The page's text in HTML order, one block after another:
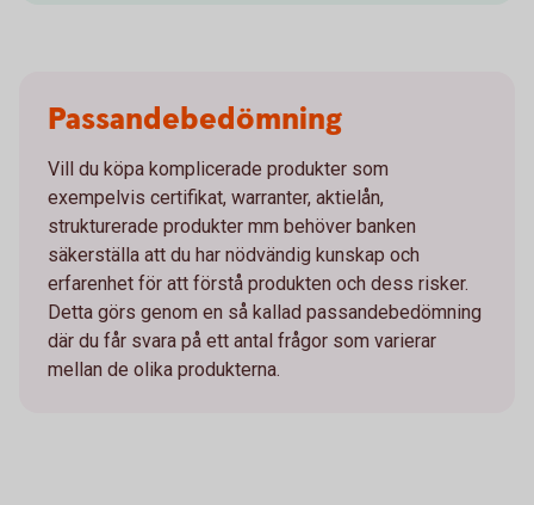
Passandebedömning
Vill du köpa komplicerade produkter som
exempelvis certifikat, warranter, aktielån,
strukturerade produkter mm behöver banken
säkerställa att du har nödvändig kunskap och
erfarenhet för att förstå produkten och dess risker.
Detta görs genom en så kallad passandebedömning
där du får svara på ett antal frågor som varierar
mellan de olika produkterna.